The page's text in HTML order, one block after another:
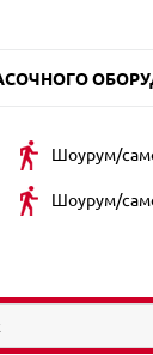
Шоурум/
Шоурум/